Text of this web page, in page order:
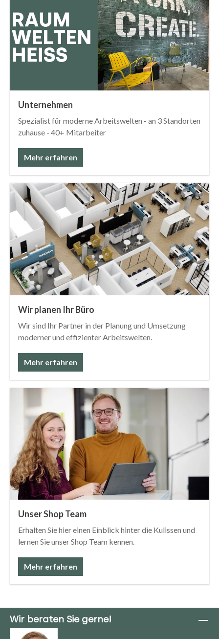
Unternehmen
Spezialist für moderne Arbeitswelten - an 3 Standorten
zuhause - 40+ Mitarbeiter
Mehr erfahren
Wir planen Ihr Büro
Wir sind Ihr Partner in der Planung und Umsetzung
moderner und effizienter Arbeitswelten.
Mehr erfahren
Unser Shop Team
Erhalten Sie hier einen Einblick hinter die Kulissen und
lernen Sie unser Shop Team kennen.
Mehr erfahren
Wir beraten Sie gerne!